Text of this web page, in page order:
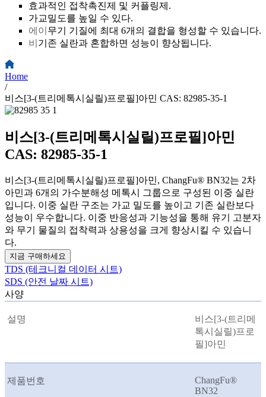
효과적인 접착촉진제 및 커플링제.
가교밀도를 높일 수 있다.
에이 무기 기질에 최대 6개의 결합을 형성할 수 있습니다.
비 기존 실란과 혼합하면 성능이 향상됩니다.
Home
/
비스[3-(트리메톡시실릴)프로필]아민 CAS: 82985-35-1
비스[3-(트리메톡시실릴)프로필]아민
CAS: 82985-35-1
비스[3-(트리메톡시실릴)프로필]아민, ChangFu® BN32는 2차
아민과 6개의 가수분해성 메톡시 그룹으로 구성된 이중 실란
입니다. 이중 실란 구조는 가교 밀도를 높이고 기존 실란보다
성능이 우수합니다. 이중 반응성과 기능성을 통해 유기 고분자
와 무기 물질의 접착력과 상용성을 크게 향상시킬 수 있습니
다.
지금 구매하세요
TDS (테크니컬 데이터 시트)
SDS (안전 날짜 시트)
사양
설명
비스[3-(트리메
톡시실릴)프로
필]아민
제품번호
ChangFu®
BN32